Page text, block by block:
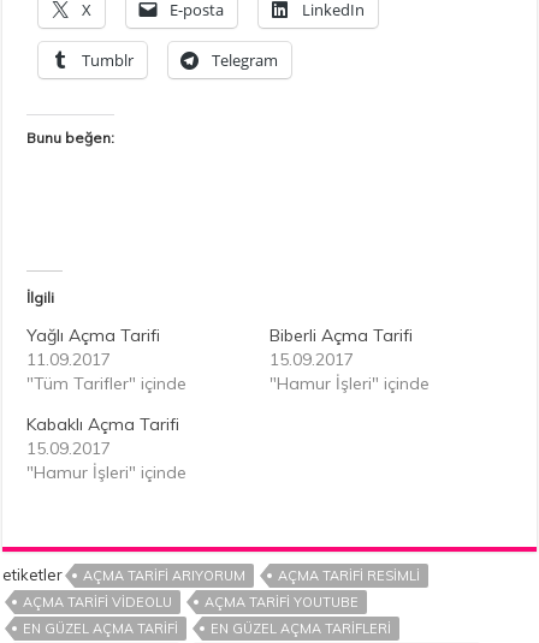
X E-posta LinkedIn
Tumblr Telegram
Bunu beğen:
İlgili
Yağlı Açma Tarifi
11.09.2017
"Tüm Tarifler" içinde
Biberli Açma Tarifi
15.09.2017
"Hamur İşleri" içinde
Kabaklı Açma Tarifi
15.09.2017
"Hamur İşleri" içinde
etiketler AÇMA TARIFI ARIYORUM
AÇMA TARIFI RESIMLI
AÇMA TARIFI VIDEOLU
AÇMA TARIFI YOUTUBE
EN GÜZEL AÇMA TARIFI
EN GÜZEL AÇMA TARIFLERI